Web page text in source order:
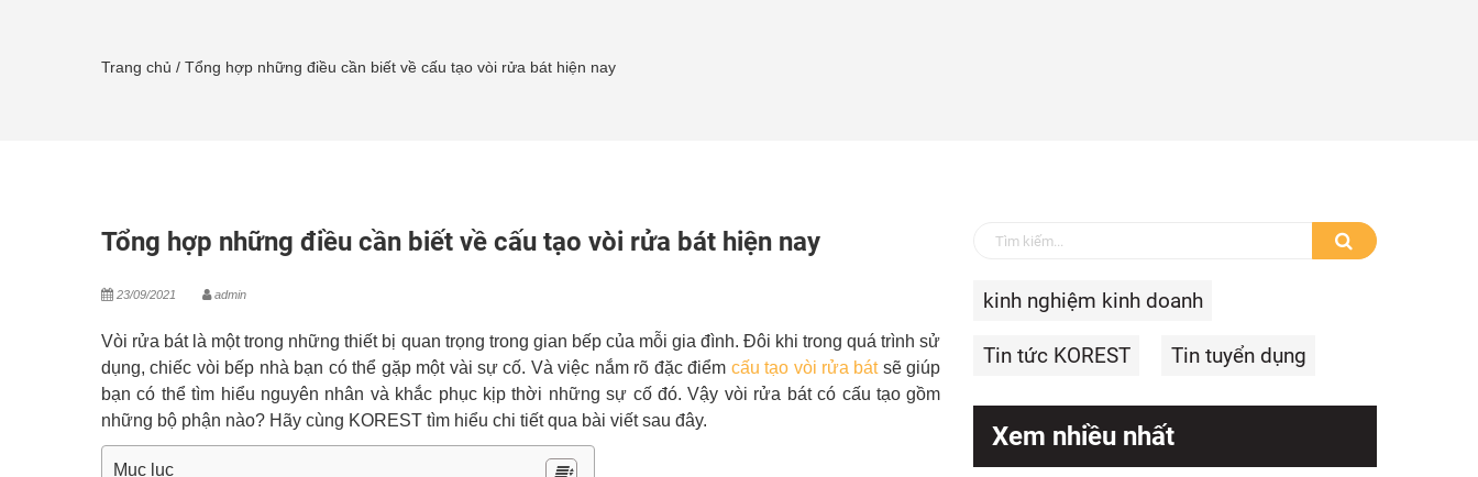
Trang chủ / Tổng hợp những điều cần biết về cấu tạo vòi rửa bát hiện nay
Tổng hợp những điều cần biết về cấu tạo vòi rửa bát hiện nay
23/09/2021 admin
Vòi rửa bát là một trong những thiết bị quan trọng trong gian bếp của mỗi gia đình. Đôi khi trong quá trình sử
dụng, chiếc vòi bếp nhà bạn có thể gặp một vài sự cố. Và việc nắm rõ đặc điểm cấu tạo vòi rửa bátsẽ giúp
bạn có thể tìm hiểu nguyên nhân và khắc phục kịp thời những sự cố đó. Vậy vòi rửa bát có cấu tạo gồm
những bộ phận nào? Hãy cùng KOREST tìm hiểu chi tiết qua bài viết sau đây.
Mục lục
kinh nghiệm kinh doanh
Tin tức KOREST Tin tuyển dụng
Xem nhiều nhất